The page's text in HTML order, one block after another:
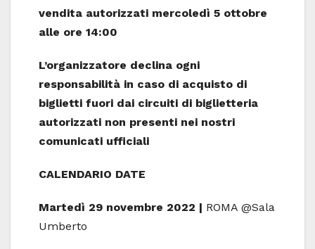
vendita autorizzati mercoledì 5 ottobre
alle ore 14:00
L’organizzatore declina ogni
responsabilità in caso di acquisto di
biglietti fuori dai circuiti di biglietteria
autorizzati non presenti nei nostri
comunicati ufficiali
CALENDARIO DATE
Martedì 29 novembre 2022 | ROMA @Sala
Umberto